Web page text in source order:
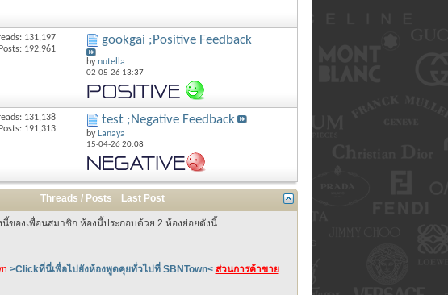
131,197
Posts: 192,961
gookgai ;Positive Feedback
bynutella
02-05-26 13:37
131,138
Posts: 191,313
test ;Negative Feedback
by Lanaya
15-04-2620:08
Threads / Posts Last Post
ของเพื่อนสมาชิก ห้องนี้ประกอบด้วย 2 ห้องย่อยดังนี้
>Clickที่นี่เพื่อไปยังห้องพูดคุยทั่วไปที่ SBNTown< ส่วนการค้าขาย